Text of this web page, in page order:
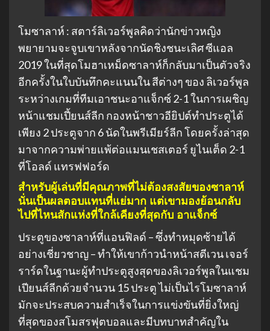
โมซาลาห์ : สตาร์ลิเวอร์พูลคิดว่านักข่าวหญิง
พยายามจะจูบเขาหลังจากนัดชิงชนะเลิศ ซีแอล
2019 ในที่สุดโมฮาเหม็ดซาลาห์ก็กลับมาเป็นตัวจริง
อีกครั้งในใบบันทึกคะแนนใน สีต่างๆ ของ ลิเวอร์พูล
ระหว่างเกมที่ทีมเอาชนะอาแจ็กซ์ 2-1 ในการเผชิญ
หน้าแชมเปี้ยนส์ลีก กองหน้าชาวอียิปต์ทำประตูได้
เพียง 2 ประตูจาก 6 นัดในพรีเมียร์ลีก โดยครั้งล่าสุด
มาจากความพ่ายแพ้ต่อแมนเชสเตอร์ ยูไนเต็ด 2-1
ที่โอลด์ แทรฟฟอร์ด
สำหรับผู้เล่นที่มีคุณภาพที่ไม่ต้องสงสัยของซาลาห์
นั่นเป็นผลตอบแทนที่แย่มาก แต่เขามองย้อนกลับ
ไปที่ไหนสักแห่งที่ใกล้เคียงที่สุดกับ อาแจ็กซ์
ประตูของซาลาห์ที่แอนฟิลด์ – ซึ่งทำหมุดซ้ายได้
อย่างเชี่ยวชาญ – ทำให้เขาก้าวนำหน้าสตีเวน เจอร์
ราร์ดในฐานะผู้ทำประตูสูงสุดของลิเวอร์พูลในแชม
เปียนส์ลีกด้วยจำนวน 15 ประตู ไม่เป็นไรโมซาลาห์
มักจะประสบความสำเร็จในการแข่งขันที่ยิ่งใหญ่
ที่สุดของสโมสรฟุตบอลและมีบทบาทสำคัญใน